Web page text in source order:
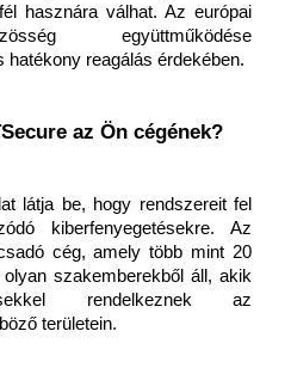
hasznára válhat. Az európai
együttműködése
hatékony reagálás érdekében.
az Ön cégének?
látja be, hogy rendszereit fel
kiberfenyegetésekre. Az
cég, amely több mint 20
szakemberekből áll, akik
rendelkeznek az
területein.